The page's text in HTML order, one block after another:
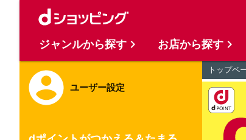
ユーザー設定
トップペ
ジャンルから探す お店から探す